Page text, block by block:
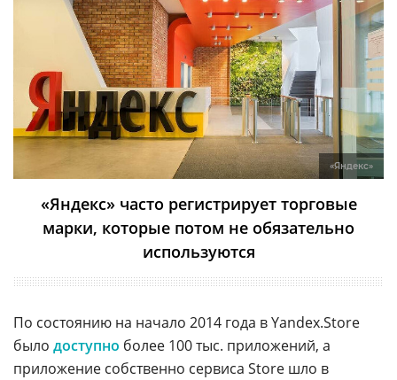
«Яндекс»
«Яндекс» часто регистрирует торговые
марки, которые потом не обязательно
используются
По состоянию на начало 2014 года в Yandex.Store
было доступно более 100 тыс. приложений, а
приложение собственно сервиса Store шло в